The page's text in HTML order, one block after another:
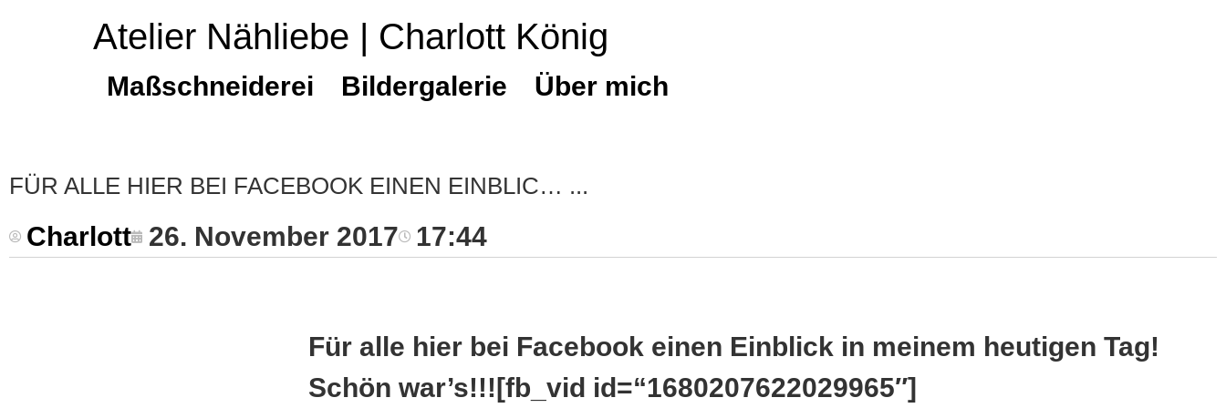
Atelier Nähliebe | Charlott König
Maßschneiderei Bildergalerie Über mich
FÜR ALLE HIER BEI FACEBOOK EINEN EINBLIC…
Charlott 26. November 2017 17:44
Für alle hier bei Facebook einen Einblick in meinem heutigen Tag!
Schön war’s!!![fb_vid id=“1680207622029965″]